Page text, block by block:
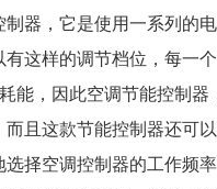
线遥控;背光照明;风机电
阀停风机不停);断电记忆功
制器，它是使用一系列的
有这样的调节档位，每一
能，因此空调节能控制
而且这款节能控制器还可
择空调控制器的工作频率